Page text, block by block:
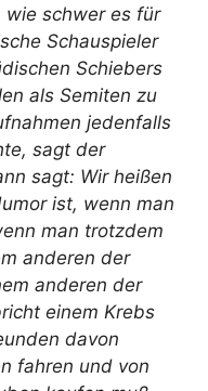
wie schwer es für
Schauspieler
Schiebers
als Semiten zu
jedenfalls
sagt der
sagt: Wir heißen
ist, wenn man
man trotzdem
anderen der
anderen der
einem Krebs
davon
fahren und von